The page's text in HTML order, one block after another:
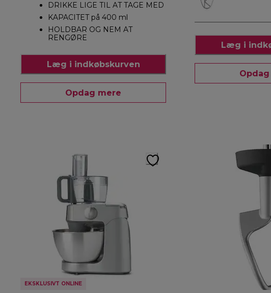
DRIKKE LIGE TIL AT TAGE MED
KAPACITET på 400 ml
HOLDBAR OG NEM AT
RENGØRE
Læg i indkøbskurven
Opdag mere
Læg i
EKSKLUSIVT ONLINE